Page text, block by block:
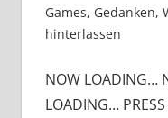
Games, Gedanken,
hinterlassen
NOW LOADING…
LOADING…